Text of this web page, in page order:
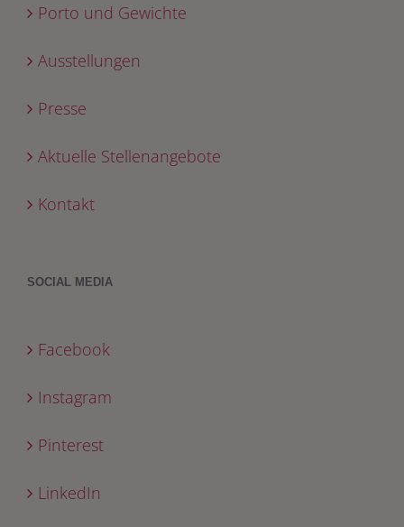
Porto und Gewichte
Ausstellungen
Presse
Aktuelle Stellenangebote
Kontakt
SOCIAL MEDIA
Facebook
Instagram
Pinterest
LinkedIn